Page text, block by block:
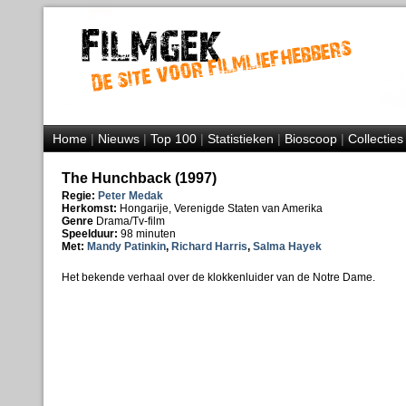
Home|Nieuws|Top 100|Statistieken|Bioscoop|Collecties
The Hunchback (1997)
Regie: Peter Medak
Herkomst: Hongarije, Verenigde Staten van Amerika
Genre Drama/Tv-film
Speelduur: 98 minuten
Met: Mandy Patinkin, Richard Harris, Salma Hayek
Het bekende verhaal over de klokkenluider van de Notre Dame.